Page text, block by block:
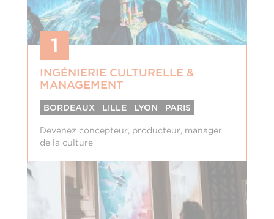
INGÉNIERIE CULTURELLE &
MANAGEMENT
BORDEAUX LILLE LYON PARIS
Devenez concepteur, producteur, manager
de la culture
1